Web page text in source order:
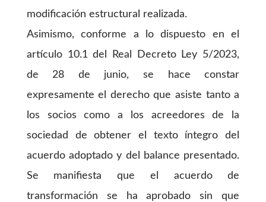
modificación estructural realizada.
Asimismo, conforme a lo dispuesto en el
artículo 10.1 del Real Decreto Ley 5/2023,
de 28 de junio, se hace constar
expresamente el derecho que asiste tanto a
los socios como a los acreedores de la
sociedad de obtener el texto íntegro del
acuerdo adoptado y del balance presentado.
Se manifiesta que el acuerdo de
transformación se ha aprobado sin que